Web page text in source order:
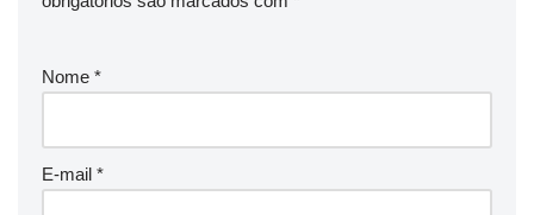
Nome *
E-mail *